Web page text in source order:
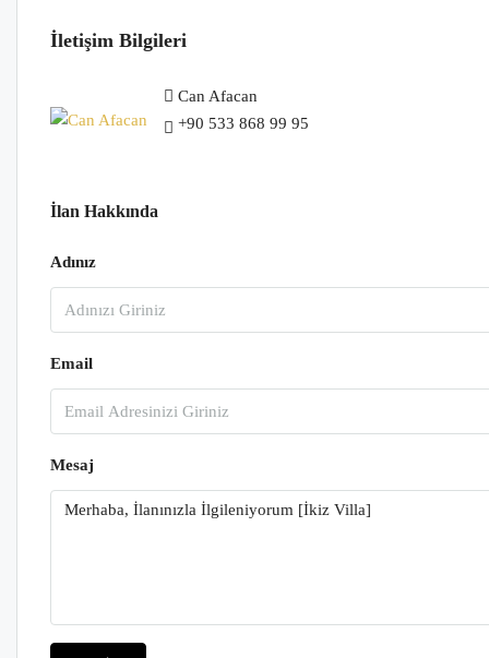
İletişim Bilgileri
Can Afacan
+90 533 868 99 95
İlan Hakkında
Adınız
Email
Mesaj